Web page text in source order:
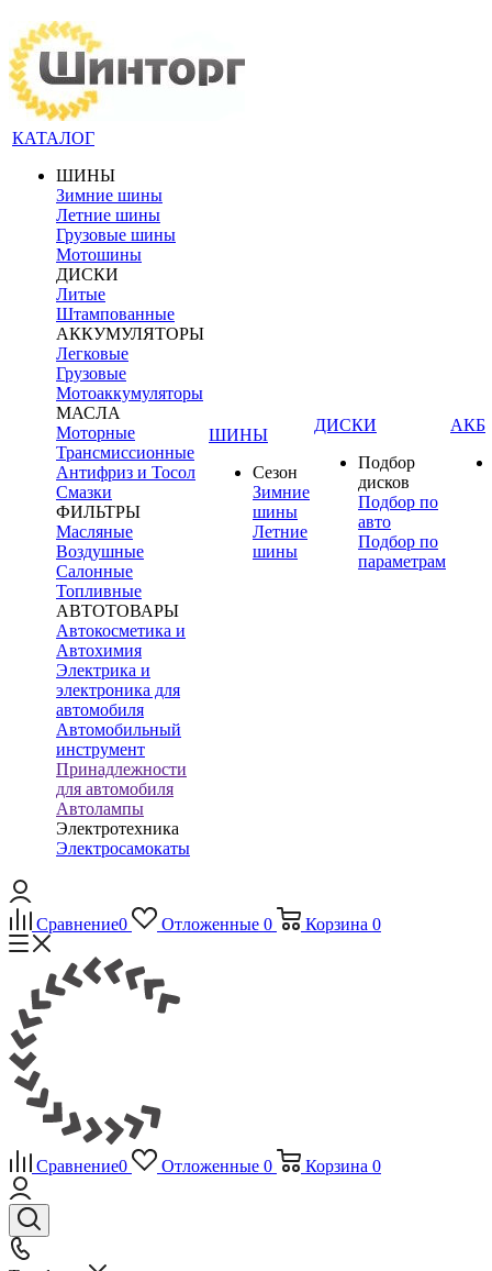
КАТАЛОГ
ШИНЫ
Зимние шины
Летние шины
Грузовые шины
Мотошины
ДИСКИ
Литые
Штампованные
АККУМУЛЯТОРЫ
Легковые
Грузовые
Мотоаккумуляторы
МАСЛА
Моторные
Трансмиссионные
Антифриз и Тосол
Смазки
ФИЛЬТРЫ
Масляные
Воздушные
Салонные
Топливные
АВТОТОВАРЫ
Автокосметика и
Автохимия
Электрика и
электроника для
автомобиля
Автомобильный
инструмент
Принадлежности
для автомобиля
Автолампы
Электротехника
Электросамокаты
ШИНЫ
Сезон
Зимние
шины
Летние
шины
ДИСКИ
Подбор
дисков
Подбор по
авто
Подбор по
параметрам
АКБ
Сравнение0 Отложенные 0 Корзина 0
Сравнение0 Отложенные 0 Корзина 0